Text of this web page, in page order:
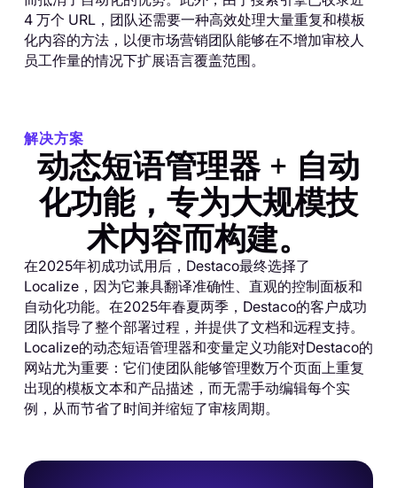
4 万个 URL，团队还需要一种高效处理大量重复和模板
化内容的方法，以便市场营销团队能够在不增加审校人
员工作量的情况下扩展语言覆盖范围。
解决方案
动态短语管理器 + 自动
化功能，专为大规模技
术内容而构建。
在2025年初成功试用后，Destaco最终选择了
Localize，因为它兼具翻译准确性、直观的控制面板和
自动化功能。在2025年春夏两季，Destaco的客户成功
团队指导了整个部署过程，并提供了文档和远程支持。
Localize的动态短语管理器和变量定义功能对Destaco的
网站尤为重要：它们使团队能够管理数万个页面上重复
出现的模板文本和产品描述，而无需手动编辑每个实
例，从而节省了时间并缩短了审核周期。